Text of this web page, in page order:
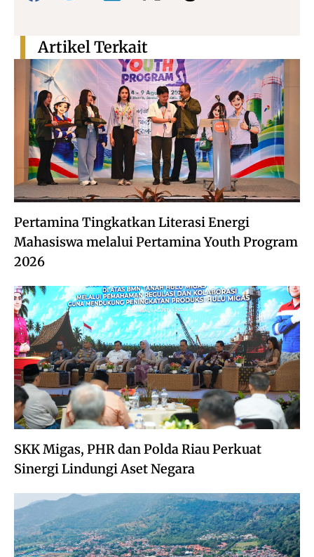
Pertamina Tingkatkan Literasi Energi
Mahasiswa melalui Pertamina Youth Program
2026
SKK Migas, PHR dan Polda Riau Perkuat
Sinergi Lindungi Aset Negara
Artikel Terkait